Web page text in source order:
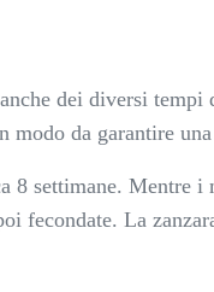
dei diversi tempi
da garantire una
settimane. Mentre
fecondate. La